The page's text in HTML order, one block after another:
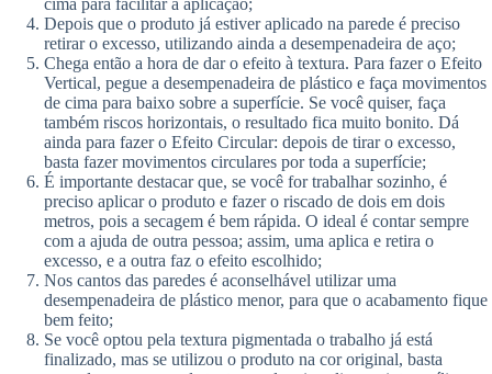
cima para facilitar a aplicação;
Depois que o produto já estiver aplicado na parede é preciso
retirar o excesso, utilizando ainda a desempenadeira de aço;
Chega então a hora de dar o efeito à textura. Para fazer o Efeito
Vertical, pegue a desempenadeira de plástico e faça movimentos
de cima para baixo sobre a superfície. Se você quiser, faça
também riscos horizontais, o resultado fica muito bonito. Dá
ainda para fazer o Efeito Circular: depois de tirar o excesso,
basta fazer movimentos circulares por toda a superfície;
É importante destacar que, se você for trabalhar sozinho, é
preciso aplicar o produto e fazer o riscado de dois em dois
metros, pois a secagem é bem rápida. O ideal é contar sempre
com a ajuda de outra pessoa; assim, uma aplica e retira o
excesso, e a outra faz o efeito escolhido;
Nos cantos das paredes é aconselhável utilizar uma
desempenadeira de plástico menor, para que o acabamento fique
bem feito;
Se você optou pela textura pigmentada o trabalho já está
finalizado, mas se utilizou o produto na cor original, basta